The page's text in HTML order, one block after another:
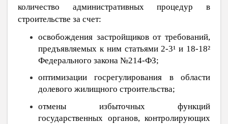
количество административных процедур в
строительстве за счет:
освобождения застройщиков от требований,
предъявляемых к ним статьями 2-3¹ и 18-18²
Федерального закона №214-ФЗ;
оптимизации госрегулирования в области
долевого жилищного строительства;
отмены избыточных функций
государственных органов, контролирующих